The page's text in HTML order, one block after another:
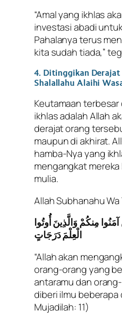
“Amal yang ikhlas
investasi abadi
Pahalanya terus
kita sudah tiada,”
4. Ditinggikan
Shalallahu Alaihi
Keutamaan terbesar
ikhlas adalah Allah
derajat orang
maupun di akhirat.
hamba-Nya yang
mengangkat
mulia.
Allah Subhanahu Wa
آمَنُوا مِنكُمْ وَالَّذِينَ أُوتُوا
الْعِلْمَ دَرَجَاتٍ
“Allah akan
orang-orang yang
antaramu dan
diberi ilmu beberapa
Mujadilah: 11)